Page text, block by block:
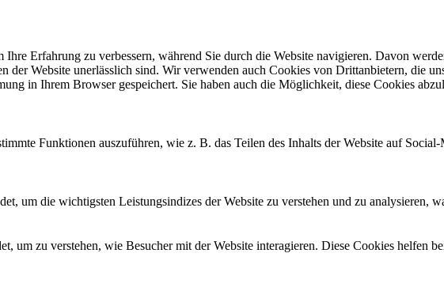
Ihre Erfahrung zu verbessern, während Sie durch die Website navigieren. Davon
der Website unerlässlich sind. Wir verwenden auch Cookies von Drittanbietern, die
in Ihrem Browser gespeichert. Sie haben auch die Möglichkeit, diese Cookies
Funktionen auszuführen, wie z. B. das Teilen des Inhalts der Website auf
um die wichtigsten Leistungsindizes der Website zu verstehen und zu analysieren,
um zu verstehen, wie Besucher mit der Website interagieren. Diese Cookies helfen